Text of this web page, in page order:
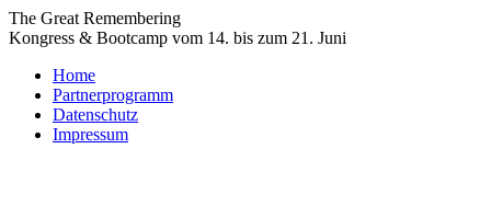
Zum
Inhalt
The Great Remembering
Kongress & Bootcamp vom 14. bis zum 21. Juni
Home
Partnerprogramm
Datenschutz
Impressum